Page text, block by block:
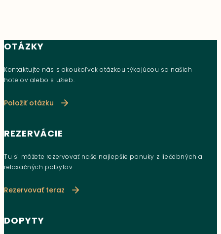
OTÁZKY
Kontaktujte nás s akoukoľvek otázkou týkajúcou sa našich
hotelov alebo služieb.
Položiť otázku
REZERVÁCIE
Tu si môžete rezervovať naše najlepšie ponuky z liečebných a
relaxačných pobytov
Rezervovať teraz
DOPYTY